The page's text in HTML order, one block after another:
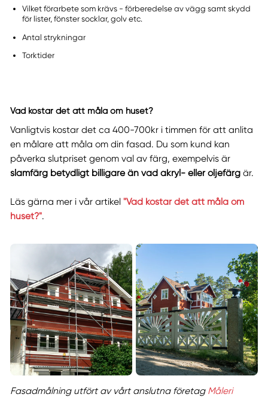
Vilket förarbete som krävs - förberedelse av vägg samt skydd
för lister, fönster socklar, golv etc.
Antal strykningar
Torktider
Vad kostar det att måla om huset?
Vanligtvis kostar det ca 400-700kr i timmen för att anlita
en målare att måla om din fasad. Du som kund kan
påverka slutpriset genom val av färg, exempelvis är
slamfärg betydligt billigare än vad akryl- eller oljefärg är.
Läs gärna mer i vår artikel "Vad kostar det att måla om
huset?".
Fasadmålning utfört av vårt anslutna företag Måleri